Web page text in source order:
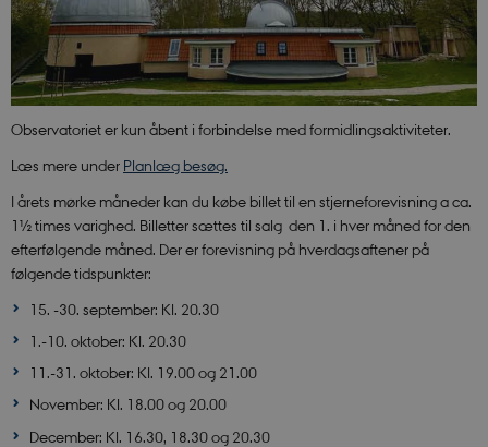
Observatoriet er kun åbent i forbindelse med formidlingsaktiviteter.
Læs mere under Planlæg besøg.
I årets mørke måneder kan du købe billet til en stjerneforevisning a ca.
1½ times varighed. Billetter sættes til salg den 1. i hver måned for den
efterfølgende måned. Der er forevisning på hverdagsaftener på
følgende tidspunkter:
15. -30. september: Kl. 20.30
1.-10. oktober: Kl. 20.30
11.-31. oktober: Kl. 19.00 og 21.00
November: Kl. 18.00 og 20.00
December: Kl. 16.30, 18.30 og 20.30